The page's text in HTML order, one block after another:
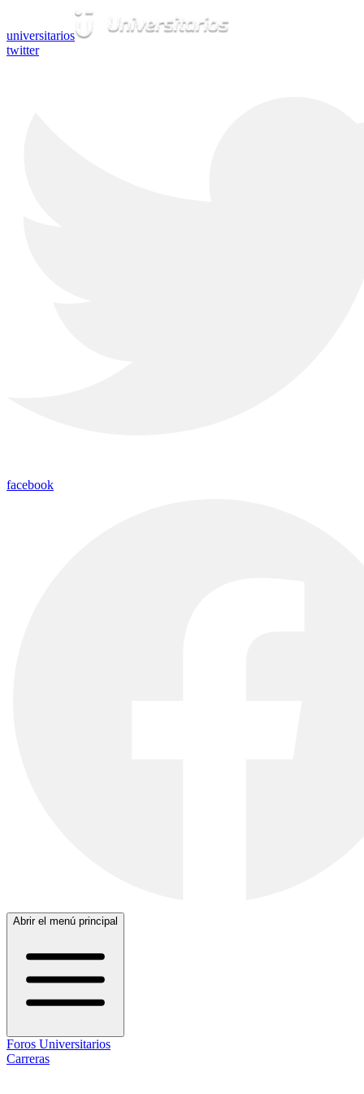
universitarios
twitter
facebook
Abrir el menú principal
Foros Universitarios
Carreras